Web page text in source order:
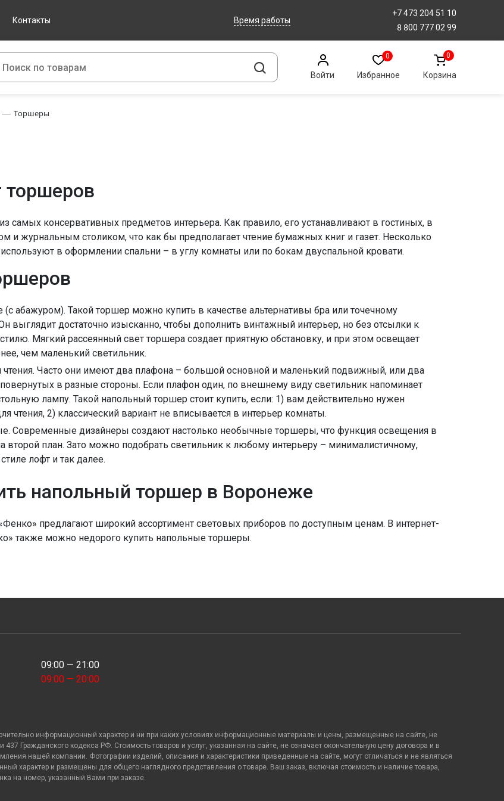
Контакты Время работы
+7 473 204 51 10
8 800 777 02 99
Войти
0
Избранное
0
Корзина
Торшеры
торшеров
самых консервативных предметов интерьера. Как правило, его устанавливают в гостиных, в
и журнальным столиком, что как бы предполагает чтение бумажных книг и газет. Несколько
в оформлении спальни – в углу комнаты или по бокам двуспальной кровати.
(с абажуром). Такой торшер можно купить в качестве альтернативы бра или точечному
выглядит достаточно изысканно, чтобы дополнить винтажный интерьер, но без отсылки к
Мягкий рассеянный свет торшера создает приятную обстановку, и при этом освещает
чем маленький светильник.
Часто они имеют два плафона – большой основной и маленький подвижный, или два
в разные стороны. Если плафон один, по внешнему виду светильник напоминает
лампу. Такой напольный торшер стоит купить, если: 1) вам действительно нужен
чтения, 2) классический вариант не вписывается в интерьер комнаты.
Современные дизайнеры создают настолько необычные торшеры, что функция освещения в
второй план. Зато можно подобрать светильник к любому интерьеру – минималистичному,
лофт и так далее.
напольный торшер в Воронеже
предлагают широкий ассортимент световых приборов по доступным ценам. В интернет-
также можно недорого купить напольные торшеры.
09:00 — 21:00
09:00 — 20:00
информационный характер и ни при каких условиях информационные материалы и цены, размещенные на сайте, не
Гражданского кодекса РФ. Стоимость товаров и услуг, указанная на сайте, не означает окончательную цену договора и в
нашей компании. Фотографии изделий, описания и характеристики приведенные на сайте, могут отличаться и не являться
характер и размещены для общего наглядного представления о товаре. Ваш заказ, включая стоимость и наличие товара,
на номер, указанный Вами при заказе.